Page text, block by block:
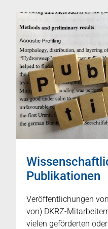
Publikationen
Veröffentlichungen
von) DKRZ-
vielen geförderten